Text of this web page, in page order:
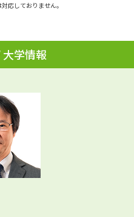
大学進学IDについて
個人情報取扱規定
テレメール進学カタログ
訂正のご案内
応しておりません。
学情報